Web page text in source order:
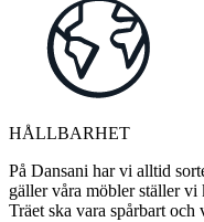
HÅLLBARHET
På Dansani har vi alltid
gäller våra möbler ställer vi
Träet ska vara spårbart och